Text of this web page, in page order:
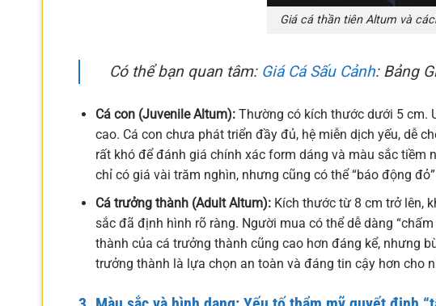
Giá cá thần tiên Altum và
Có thể bạn quan tâm: Giá Cá Sấu Cảnh: Bảng
Cá con (Juvenile Altum):Thường có kích thước dưới 5 cm.
cao. Cá con chưa phát triển đầy đủ, hệ miễn dịch yếu, dễ
rất khó để đánh giá chính xác form dáng và màu sắc tiềm
chỉ có giá vài trăm nghìn, nhưng cũng có thể “báo động
Cá trưởng thành (Adult Altum):Kích thước từ 8 cm trở lên,
sắc đã định hình rõ ràng. Người mua có thể dễ dàng
thành của cá trưởng thành cũng cao hơn đáng kể, nhưng
trưởng thành là lựa chọn an toàn và đáng tin cậy hơn cho